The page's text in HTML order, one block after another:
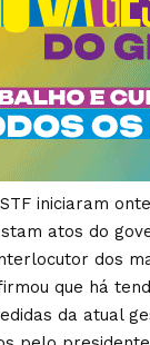
iniciaram
atos do
dos
que há
da atual